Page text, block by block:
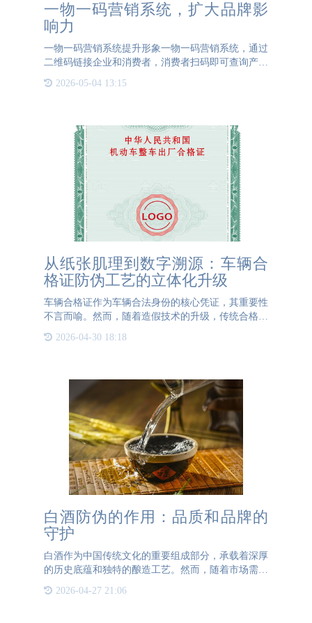
一物一码营销系统，扩大品牌影
响力
一物一码营销系统提升形象一物一码营销系统，通过
二维码链接企业和消费者，消费者扫码即可查询产品
真伪，查看详细的产品信息，参加企业所创建的营销
活动。一物一码营销系统可以实现对产品进行营销活
2026-05-04 13:15
从纸张肌理到数字溯源：车辆合
格证防伪工艺的立体化升级
车辆合格证作为车辆合法身份的核心凭证，其重要性
不言而喻。然而，随着造假技术的升级，传统合格证
采用全维度防伪工艺，将防伪技术渗透至证件的每一
2026-04-30 18:18
白酒防伪的作用：品质和品牌的
守护
白酒作为中国传统文化的重要组成部分，承载着深厚
的历史底蕴和独特的酿造工艺。然而，随着市场需求
的增加，假冒伪劣白酒层出不穷，严重损害了消费者
的权益和酒厂的声誉。因此，白酒防伪成为酒厂亟待
2026-04-27 21:06